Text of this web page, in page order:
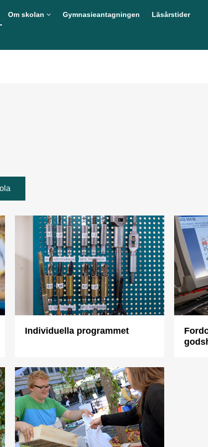
Om skolan Gymnasieantagningen Läsårstider
Individuella programmet